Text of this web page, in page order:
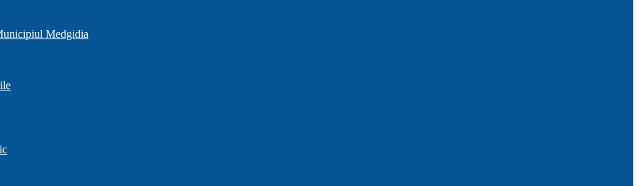
Medgidia